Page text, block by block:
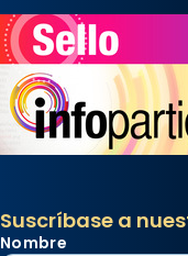
Suscríbase a
Nombre